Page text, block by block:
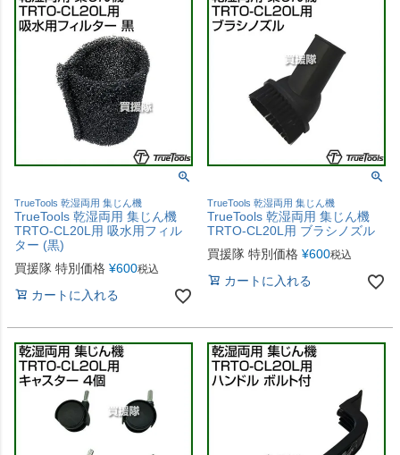
TrueTools 乾湿両用 集じん機
TrueTools 乾湿両用 集じん機
TRTO-CL20L用 吸水用フィル
ター (黒)
買援隊 特別価格 ¥600税込
カートに入れる
TrueTools 乾湿両用 集じん機
TrueTools 乾湿両用 集じん機
TRTO-CL20L用 ブラシノズル
買援隊 特別価格 ¥600税込
カートに入れる